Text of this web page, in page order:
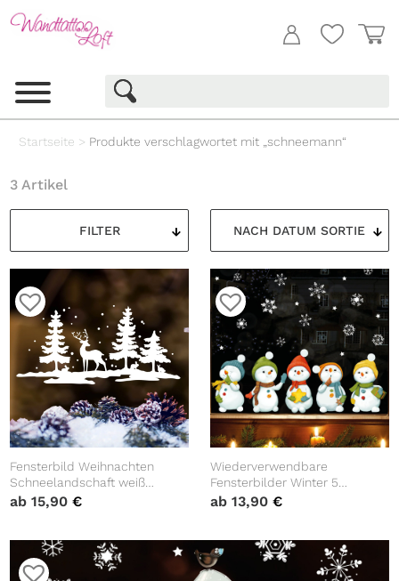
Startseite > Produkte verschlagwortet mit „schneemann“
FILTER
3 Artikel
Fensterbild Weihnachten
Schneelandschaft weiß
Aufkleber
ab15,90€
Wiederverwendbare
Fensterbilder Winter 5
Schneemänner und
ab 13,90 €